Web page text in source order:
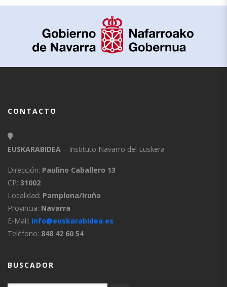
CONTACTO
EUSKARABIDEA – Instituto Navarro del Euskera
Dirección: Paulino Caballero 13
CP: 31002
Localidad: Pamplona/Iruña
Provincia: Navarra
E-Mail: info@euskarabidea.es
Teléfono: 848 42 60 54
BUSCADOR